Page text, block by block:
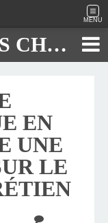
MENU
JOURNAL DE DENIS CHAUTARD
EN
UNE
LE